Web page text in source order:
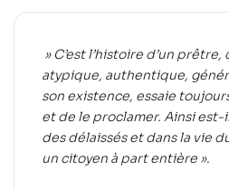
» C’est l’histoire d’un
atypique, authentique,
son existence, essaie
et de le proclamer. Ainsi
des délaissés et dans la vie
un citoyen à part entière ».